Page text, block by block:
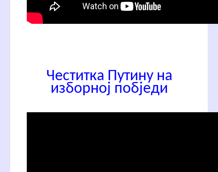
Честитка Путину на
изборној побједи